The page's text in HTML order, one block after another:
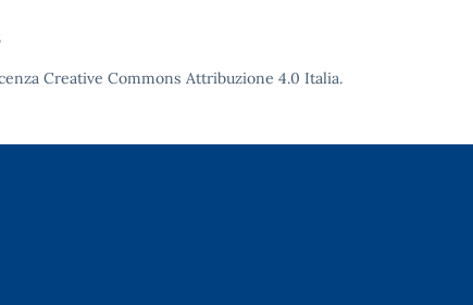
Creative Commons Attribuzione 4.0 Italia.